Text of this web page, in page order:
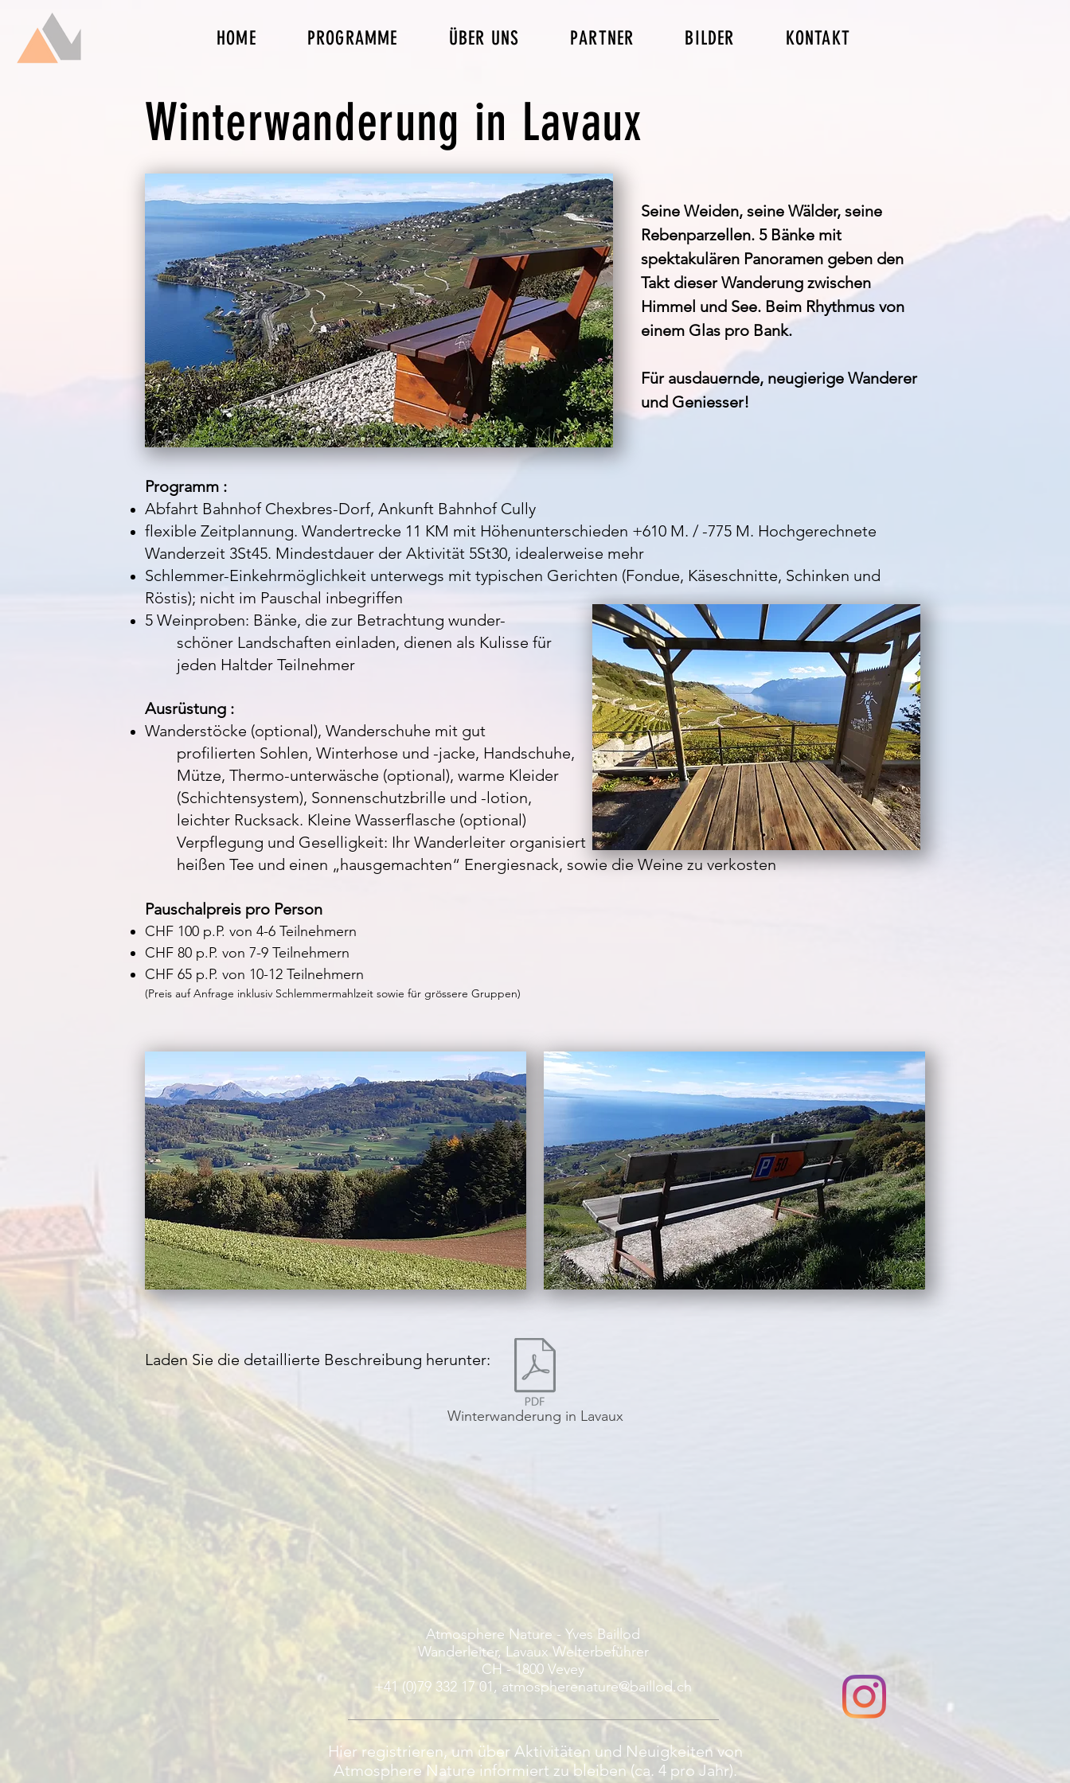
HOME PROGRAMME ÜBER UNS PARTNER BILDER KONTAKT
Winterwanderung in Lavaux
Seine Weiden, seine Wälder, seine
Rebenparzellen. 5 Bänke mit
spektakulären Panoramen geben den
Takt dieser Wanderung zwischen
Himmel und See. Beim Rhythmus von
einem Glas pro Bank.
Für ausdauernde, neugierige Wanderer
und Geniesser!
Programm :
Abfahrt Bahnhof Chexbres-Dorf, Ankunft Bahnhof Cully
flexible Zeitplannung. Wandertrecke 11 KM mit Höhenunterschieden +610 M. / -775 M. Hochgerechnete
Wanderzeit 3St45. Mindestdauer der Aktivität 5St30, idealerweise mehr
Schlemmer-Einkehrmöglichkeit unterwegs mit typischen Gerichten (Fondue, Käseschnitte, Schinken und
Röstis); nicht im Pauschal inbegriffen
5 Weinproben: Bänke, die zur Betrachtung wunder-
schöner Landschaften einladen, dienen als Kulisse für
jeden Haltder Teilnehmer
Ausrüstung :
Wanderstöcke (optional), Wanderschuhe mit gut
profilierten Sohlen, Winterhose und -jacke, Handschuhe,
Mütze, Thermo-unterwäsche (optional), warme Kleider
(Schichtensystem), Sonnenschutzbrille und -lotion,
leichter Rucksack. Kleine Wasserflasche (optional)
Verpflegung und Geselligkeit: Ihr Wanderleiter organisiert
heißen Tee und einen „hausgemachten“ Energiesnack, sowie die Weine zu verkosten
Pauschalpreis pro Person
CHF 100 p.P. von 4-6 Teilnehmern
CHF 80 p.P. von 7-9 Teilnehmern
CHF 65 p.P. von 10-12 Teilnehmern
(Preis auf Anfrage inklusiv Schlemmermahlzeit sowie für grössere Gruppen)
Laden Sie die detaillierte Beschreibung herunter:
Winterwanderung in Lavaux
Atmosphere Nature - Yves Baillod
Wanderleiter, Lavaux Welterbeführer
CH - 1800 Vevey
+41 (0)79 332 17 01, atmospherenature@baillod.ch
Hier registrieren, um über Aktivitäten und Neuigkeiten von
Atmosphere Nature informiert zu bleiben (ca. 4 pro Jahr).